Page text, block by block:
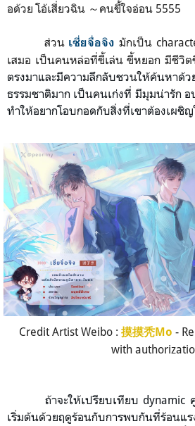
อด้วย โอ้เสี่ยวฉิน ～คนขี้ใจอ่อน 5555
ส่วน เซี่ยจื่อจิง มักเป็น
เสมอ เป็นคนหล่อที่ขี้เล่น ขี้หยอก มีชีวิต
ตรงมาและมีความลึกลับชวนให้ค้นหา
ธรรมชาติมาก เป็นคนเก่งที่ มีมุมน่ารัก
ทำให้อยากโอบกอดกับสิ่งที่เขาต้องเผชิญ
Credit Artist Weibo : 摸摸秃Mo -
with
ถ้าจะให้เปรียบเทียบ dynamic
เริ่มต้นด้วยฤดูร้อนกับการพบกันที่ร้อนแ